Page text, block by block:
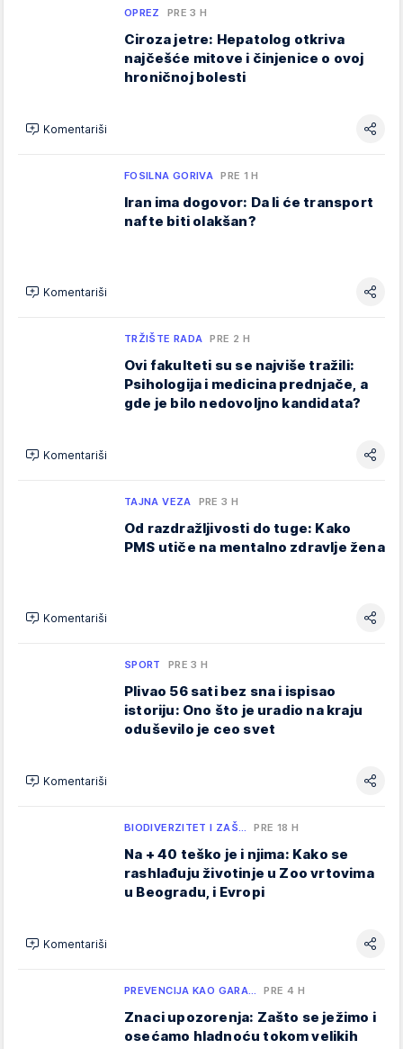
OPREZ PRE 3 H
Ciroza jetre: Hepatolog otkriva
najčešće mitove i činjenice o ovoj
hroničnoj bolesti
Komentariši
FOSILNA GORIVA PRE 1 H
Iran ima dogovor: Da li će transport
nafte biti olakšan?
Komentariši
TRŽIŠTE RADA PRE 2 H
Ovi fakulteti su se najviše tražili:
Psihologija i medicina prednjače, a
gde je bilo nedovoljno kandidata?
Komentariši
TAJNA VEZA PRE 3 H
Od razdražljivosti do tuge: Kako
PMS utiče na mentalno zdravlje žena
Komentariši
SPORT PRE 3 H
Plivao 56 sati bez sna i ispisao
istoriju: Ono što je uradio na kraju
oduševilo je ceo svet
Komentariši
BIODIVERZITET I ZAŠ… PRE 18 H
Na + 40 teško je i njima: Kako se
rashlađuju životinje u Zoo vrtovima
u Beogradu, i Evropi
Komentariši
PREVENCIJA KAO GARA… PRE 4 H
Znaci upozorenja: Zašto se ježimo i
osećamo hladnoću tokom velikih